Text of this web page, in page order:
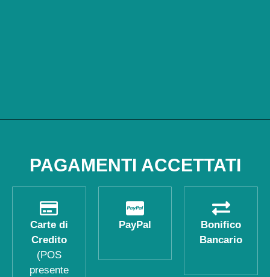
PAGAMENTI ACCETTATI
Carte di
Credito
(POS
presente
PayPal
Bonifico
Bancario